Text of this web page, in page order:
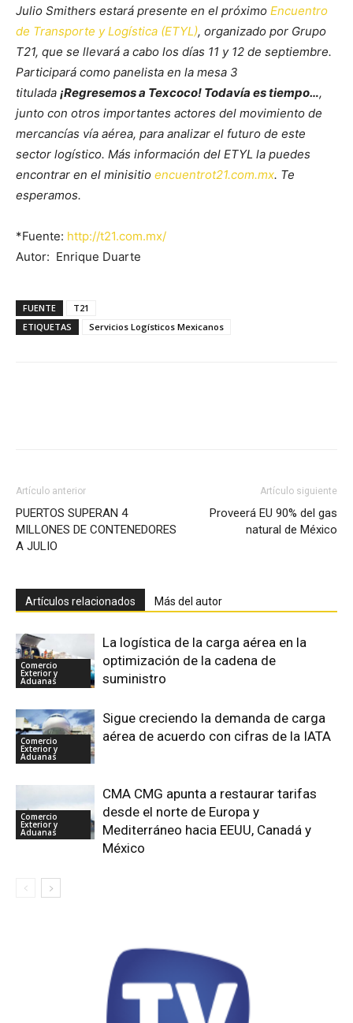
Julio Smithers estará presente en el próximo Encuentro
de Transporte y Logística (ETYL), organizado por Grupo
T21, que se llevará a cabo los días 11 y 12 de septiembre.
Participará como panelista en la mesa 3
titulada ¡Regresemos a Texcoco! Todavía es tiempo…,
junto con otros importantes actores del movimiento de
mercancías vía aérea, para analizar el futuro de este
sector logístico. Más información del ETYL la puedes
encontrar en el minisitio encuentrot21.com.mx. Te
esperamos.
*Fuente: http://t21.com.mx/
Autor: Enrique Duarte
FUENTE
T21
ETIQUETAS
Servicios Logísticos Mexicanos
Artículo anterior
PUERTOS SUPERAN 4
MILLONES DE CONTENEDORES
A JULIO
Artículo siguiente
Proveerá EU 90% del gas
natural de México
Artículos relacionados Más del autor
Comercio
Exterior y
Aduanas
La logística de la carga aérea en la
optimización de la cadena de
suministro
Comercio
Exterior y
Aduanas
Sigue creciendo la demanda de carga
aérea de acuerdo con cifras de la IATA
Comercio
Exterior y
Aduanas
CMA CMG apunta a restaurar tarifas
desde el norte de Europa y
Mediterráneo hacia EEUU, Canadá y
México